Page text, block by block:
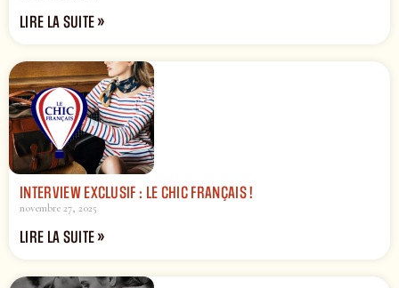
LIRE LA SUITE »
INTERVIEW EXCLUSIF : LE CHIC FRANÇAIS !
novembre 27, 2025
LIRE LA SUITE »